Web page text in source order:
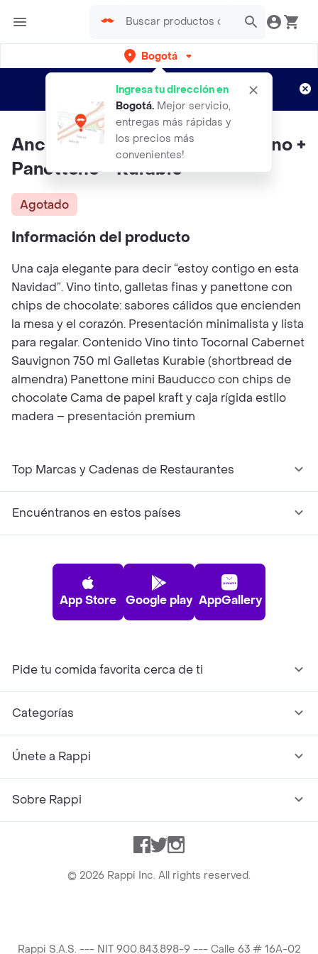
Bogotá
Ingresa tu dirección en
Bogotá. Mejor servicio,
entregas más rápidas y
los precios más
convenientes!
envíos gratis por semanas
Aplican TyC
Ancheta Navideña Premium: Vino +
Panettone + Kurabie
Agotado
Información del producto
Una caja elegante para decir “estoy contigo en esta
Navidad”. Vino tinto, galletas finas y panettone con
chips de chocolate: sabores cálidos que encienden
la mesa y el corazón. Presentación minimalista y lista
para regalar. Contenido Vino tinto Tocornal Cabernet
Sauvignon 750 ml Galletas Kurabie (shortbread de
almendra) Panettone mini Bauducco con chips de
chocolate Cama de papel kraft y caja rígida estilo
madera – presentación premium
Top Marcas y Cadenas de Restaurantes
Encuéntranos en estos países
App Store Google play AppGallery
Pide tu comida favorita cerca de ti
Categorías
Únete a Rappi
Sobre Rappi
Facebook
TwitterInstagram
© 2026 Rappi Inc. All rights reserved.
Rappi S.A.S. --- NIT 900.843.898-9 --- Calle 63 # 16A-02